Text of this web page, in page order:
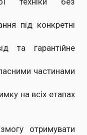
під конкретні
та гарантійне
частинами
на всіх етапах
отримувати